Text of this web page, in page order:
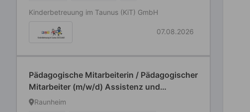
Kinderbetreuung im Taunus (KiT) GmbH
07.08.2026
Pädagogische Mitarbeiterin / Pädagogischer
Mitarbeiter (m/w/d) Assistenz und
unterstützende Fachkoordination im
Raunheim